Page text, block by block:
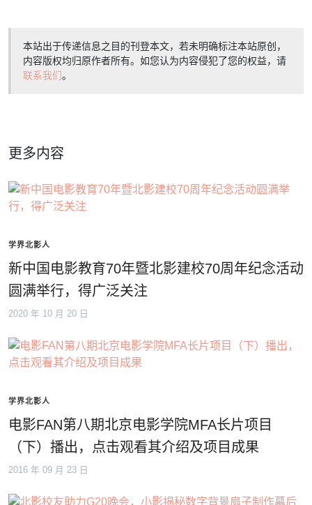
本站出于传递信息之目的刊登本文，若未明确标注本站原创，
内容版权均归原作者所有。如您认为内容侵犯了您的权益，请
联系我们。
更多内容
学界北影人
新中国电影教育70年暨北影建校70周年纪念活动
圆满举行，得广泛关注
2020 年 10 月 20 日
学界北影人
电影FAN第八期北京电影学院MFA长片项目
（下）播出，点击观看其介绍及项目成果
2016 年 09 月 23 日